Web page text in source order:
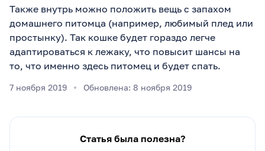
Также внутрь можно положить вещь с запахом
домашнего питомца (например, любимый плед или
простынку). Так кошке будет гораздо легче
адаптироваться к лежаку, что повысит шансы на
то, что именно здесь питомец и будет спать.
7 ноября 2019 Обновлена: 8 ноября 2019
Статья была полезна?